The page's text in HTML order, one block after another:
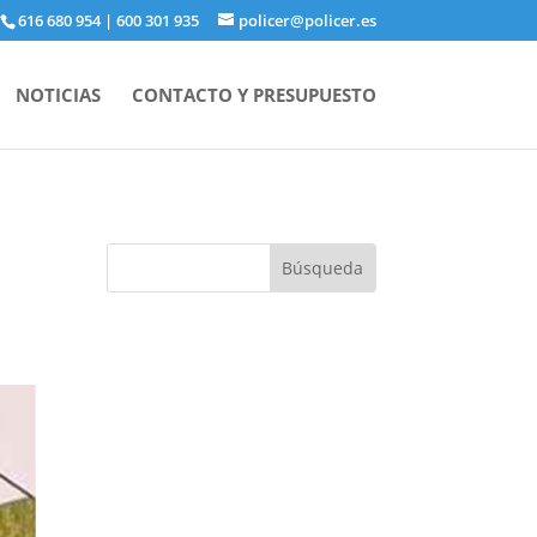
616 680 954| 600 301 935 policer@policer.es
NOTICIAS CONTACTO Y PRESUPUESTO